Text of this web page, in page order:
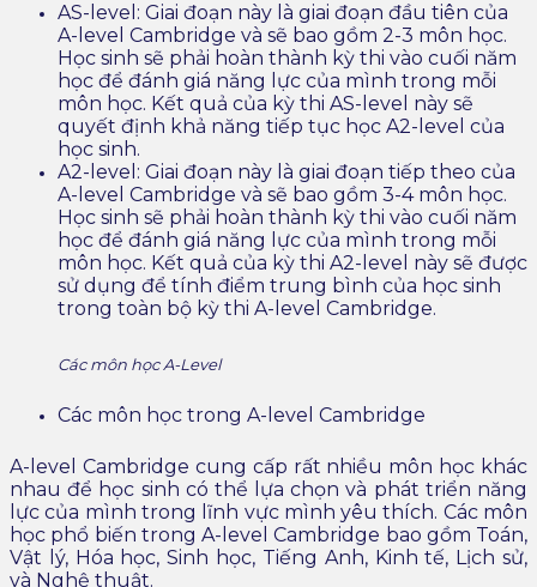
AS-level: Giai đoạn này là giai đoạn đầu tiên của
A-level Cambridge và sẽ bao gồm 2-3 môn học.
Học sinh sẽ phải hoàn thành kỳ thi vào cuối năm
học để đánh giá năng lực của mình trong mỗi
môn học. Kết quả của kỳ thi AS-level này sẽ
quyết định khả năng tiếp tục học A2-level của
học sinh.
A2-level: Giai đoạn này là giai đoạn tiếp theo của
A-level Cambridge và sẽ bao gồm 3-4 môn học.
Học sinh sẽ phải hoàn thành kỳ thi vào cuối năm
học để đánh giá năng lực của mình trong mỗi
môn học. Kết quả của kỳ thi A2-level này sẽ được
sử dụng để tính điểm trung bình của học sinh
trong toàn bộ kỳ thi A-level Cambridge.
Các môn học A-Level
Các môn học trong A-level Cambridge
A-level Cambridge cung cấp rất nhiều môn học khác
nhau để học sinh có thể lựa chọn và phát triển năng
lực của mình trong lĩnh vực mình yêu thích. Các môn
học phổ biến trong A-level Cambridge bao gồm Toán,
Vật lý, Hóa học, Sinh học, Tiếng Anh, Kinh tế, Lịch sử,
và Nghệ thuật.